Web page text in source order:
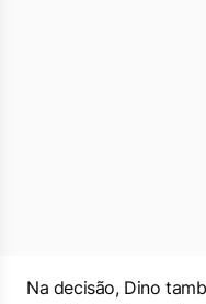
Na decisão, Dino